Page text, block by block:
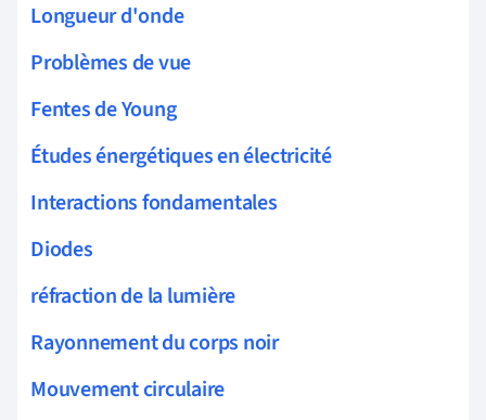
Longueur d'onde
Problèmes de vue
Fentes de Young
Études énergétiques en électricité
Interactions fondamentales
Diodes
réfraction de la lumière
Rayonnement du corps noir
Mouvement circulaire